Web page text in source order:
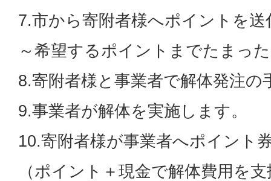
7.市から寄附者様へポイントを送
～希望するポイントまでたまっ
8.寄附者様と事業者で解体発注の
9.事業者が解体を実施します。
10.寄附者様が事業者へポイント
（ポイント＋現金で解体費用を